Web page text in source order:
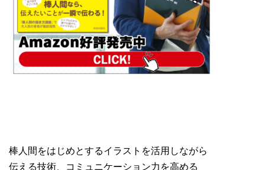
棒人間をはじめとするイラストを活用しながら
伝える技術、コミュニケーション力を高める